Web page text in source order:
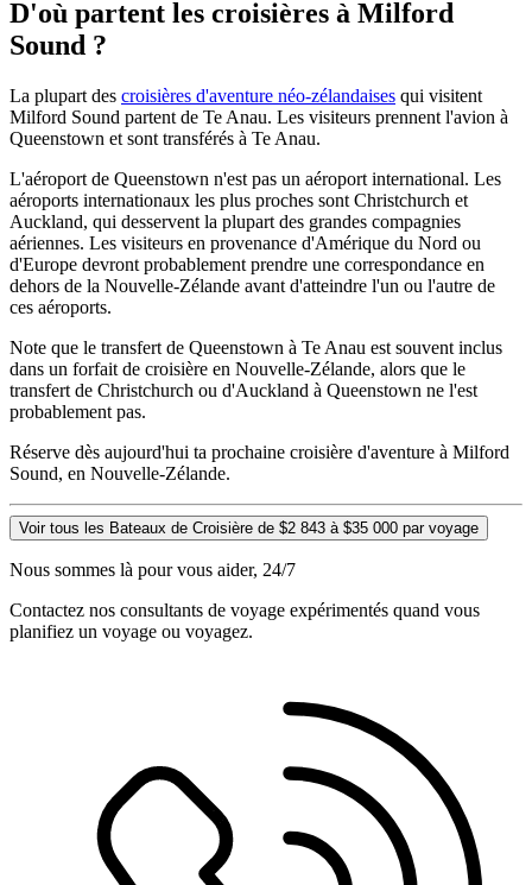
D'où partent les croisières à Milford
Sound ?
La plupart des croisières d'aventure néo-zélandaises qui visitent
Milford Sound partent de Te Anau. Les visiteurs prennent l'avion à
Queenstown et sont transférés à Te Anau.
L'aéroport de Queenstown n'est pas un aéroport international. Les
aéroports internationaux les plus proches sont Christchurch et
Auckland, qui desservent la plupart des grandes compagnies
aériennes. Les visiteurs en provenance d'Amérique du Nord ou
d'Europe devront probablement prendre une correspondance en
dehors de la Nouvelle-Zélande avant d'atteindre l'un ou l'autre de
ces aéroports.
Note que le transfert de Queenstown à Te Anau est souvent inclus
dans un forfait de croisière en Nouvelle-Zélande, alors que le
transfert de Christchurch ou d'Auckland à Queenstown ne l'est
probablement pas.
Réserve dès aujourd'hui ta prochaine croisière d'aventure à Milford
Sound, en Nouvelle-Zélande.
Voir tous les Bateaux de Croisière de $2 843 à $35 000 par voyage
Nous sommes là pour vous aider, 24/7
Contactez nos consultants de voyage expérimentés quand vous
planifiez un voyage ou voyagez.